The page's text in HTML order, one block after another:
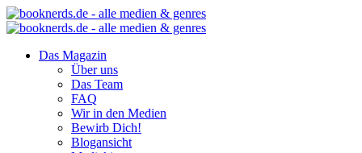
Das Magazin
Über uns
Das Team
FAQ
Wir in den Medien
Bewirb Dich!
Blogansicht